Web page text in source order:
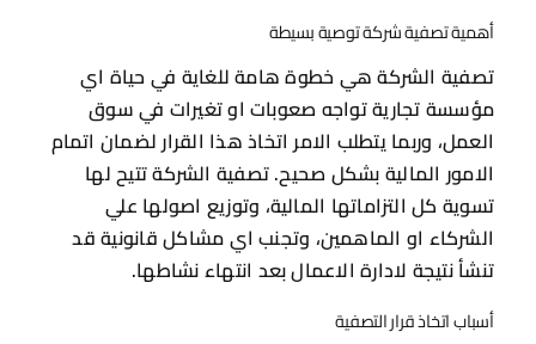
أهمية تصفية شركة توصية بسيطة
تصفية الشركة هي خطوة هامة للغاية في حياة اي
مؤسسة تجارية تواجه صعوبات او تغيرات في سوق
العمل، وربما يتطلب الامر اتخاذ هذا القرار لضمان اتمام
الامور المالية بشكل صحيح. تصفية الشركة تتيح لها
تسوية كل التزاماتها المالية، وتوزيع اصولها علي
الشركاء او الماهمين، وتجنب اي مشاكل قانونية قد
تنشأ نتيجة لادارة الاعمال بعد انتهاء نشاطها.
أسباب اتخاذ قرار التصفية